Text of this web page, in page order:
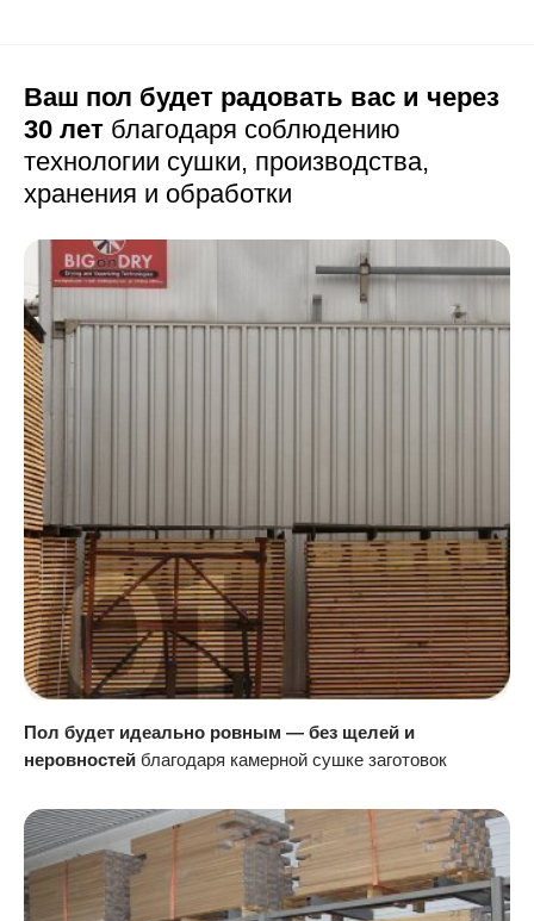
Ваш пол будет радовать вас и через
30 лет благодаря соблюдению
технологии сушки, производства,
хранения и обработки
Пол будет идеально ровным — без щелей и
неровностей благодаря камерной сушке заготовок